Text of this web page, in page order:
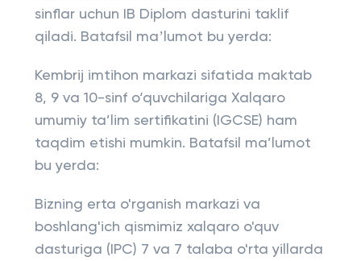
sinflar uchun IB Diplom dasturini taklif
qiladi. Batafsil maʼlumot bu yerda:
Kembrij imtihon markazi sifatida maktab
8, 9 va 10-sinf o‘quvchilariga Xalqaro
umumiy ta’lim sertifikatini (IGCSE) ham
taqdim etishi mumkin. Batafsil ma’lumot
bu yerda:
Bizning erta o'rganish markazi va
boshlang'ich qismimiz xalqaro o'quv
dasturiga (IPC) 7 va 7 talaba o'rta yillarda